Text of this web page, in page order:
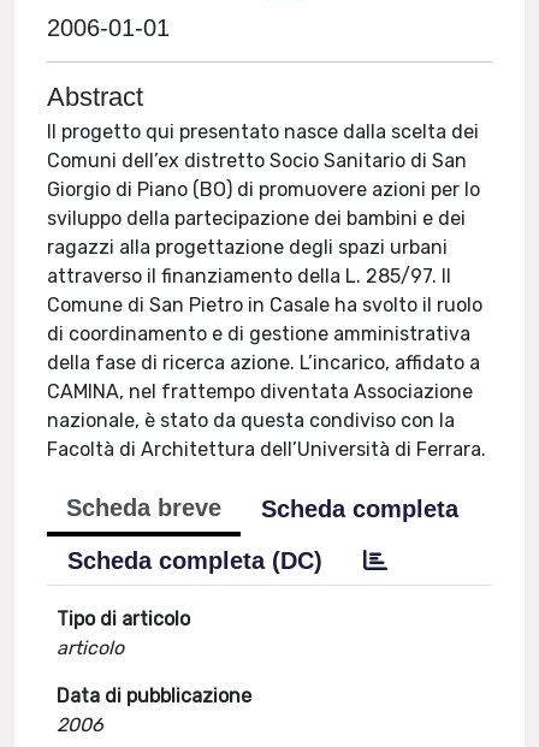
2006-01-01
Abstract
Il progetto qui presentato nasce dalla scelta dei
Comuni dell’ex distretto Socio Sanitario di San
Giorgio di Piano (BO) di promuovere azioni per lo
sviluppo della partecipazione dei bambini e dei
ragazzi alla progettazione degli spazi urbani
attraverso il finanziamento della L. 285/97. Il
Comune di San Pietro in Casale ha svolto il ruolo
di coordinamento e di gestione amministrativa
della fase di ricerca azione. L’incarico, affidato a
CAMINA, nel frattempo diventata Associazione
nazionale, è stato da questa condiviso con la
Facoltà di Architettura dell’Università di Ferrara.
Scheda breve
Scheda completa
Scheda completa (DC)
Tipo di articolo
articolo
Data di pubblicazione
2006